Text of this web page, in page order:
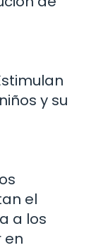
y su
el
a los
en